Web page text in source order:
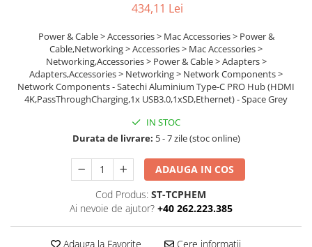
434,11 Lei
Power & Cable > Accessories > Mac Accessories > Power &
Cable,Networking > Accessories > Mac Accessories >
Networking,Accessories > Power & Cable > Adapters >
Adapters,Accessories > Networking > Network Components >
Network Components - Satechi Aluminium Type-C PRO Hub (HDMI
4K,PassThroughCharging,1x USB3.0,1xSD,Ethernet) - Space Grey
IN STOC
Durata de livrare: 5 - 7 zile (stoc online)
ADAUGA IN COS
Cod Produs: ST-TCPHEM
Ai nevoie de ajutor? +40 262.223.385
Adauga la Favorite Cere informatii